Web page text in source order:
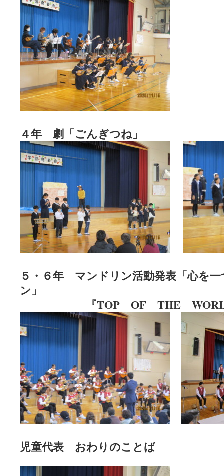
４年 劇「ごんぎつね」
５・６年 マンドリン活動発表「心を
ン」
『TOP OF THE WORLD
児童代表 おわりのことば